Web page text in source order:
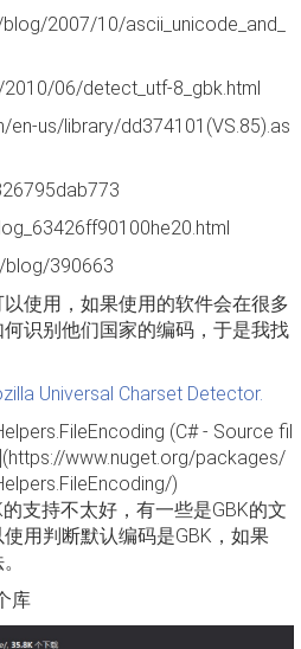
2007/10/ascii_unicode_and_
06/detect_utf-8_gbk.html
us/library/dd374101(VS.85).as
blog/390663
使用，如果使用的软件会在很多
识别他们国家的编码，于是我找
Universal Charset Detector.
(C# - Source fil
www.nuget.org/packages/
)
支持不太好，有一些是GBK的文
用判断默认编码是GBK，如果
库